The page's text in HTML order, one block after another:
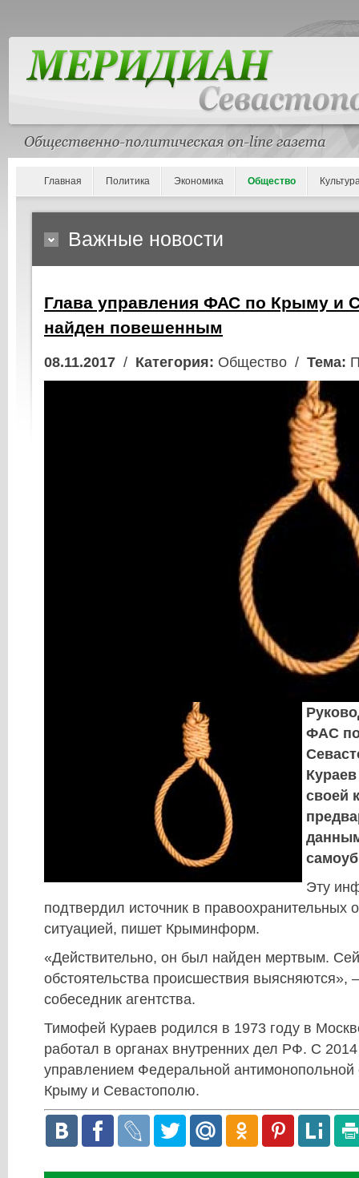
Главная Политика Экономика Общество
Важные новости
Глава управления ФАС по Крыму и
найден повешенным
08.11.2017 / Категория: Общество / Тема:
ФАС
своей
Эту
подтвердил источник в правоохранительных
ситуацией, пишет Крыминформ.
«Действительно, он был найден мертвым.
обстоятельства происшествия выясняются»,
собеседник агентства.
Тимофей Кураев родился в 1973 году в
работал в органах внутренних дел РФ. С
управлением Федеральной
Крыму и Севастополю.